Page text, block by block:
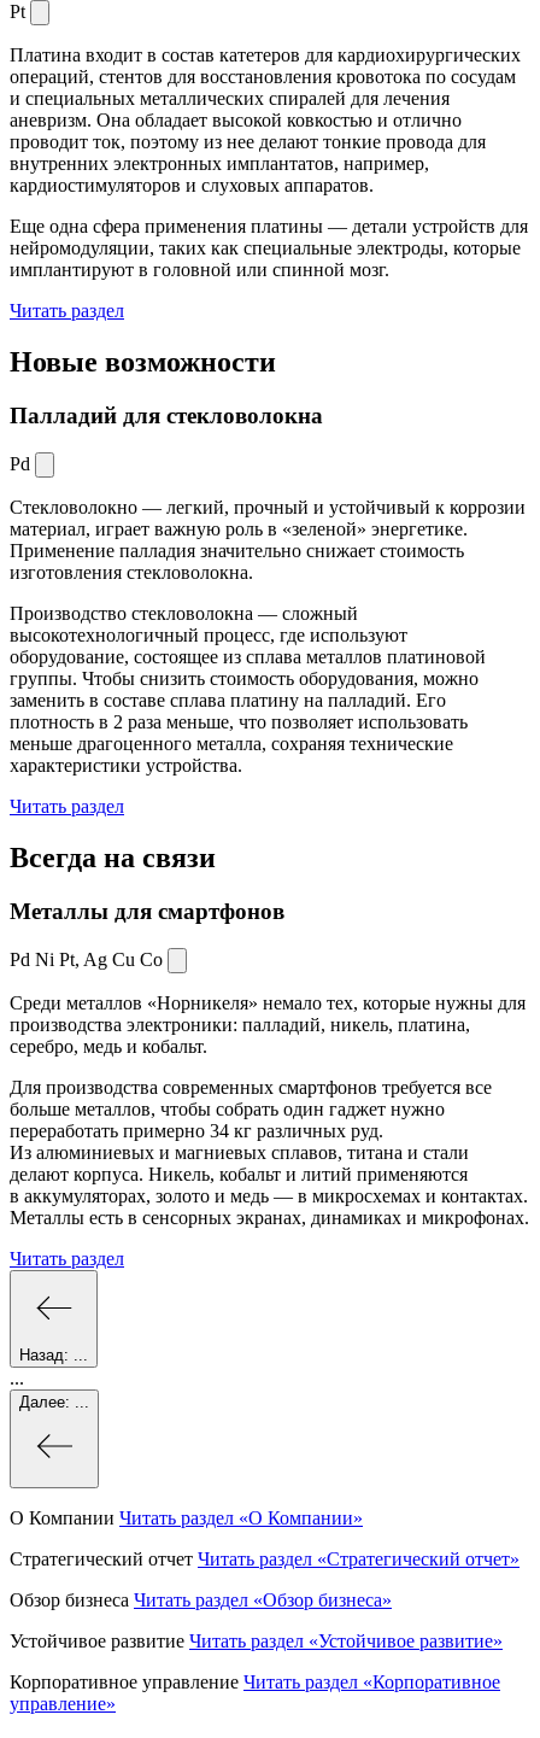
Pt
Платина входит в состав катетеров для кардиохирургических
операций, стентов для восстановления кровотока по сосудам
и специальных металлических спиралей для лечения
аневризм. Она обладает высокой ковкостью и отлично
проводит ток, поэтому из нее делают тонкие провода для
внутренних электронных имплантатов, например,
кардиостимуляторов и слуховых аппаратов.
Еще одна сфера применения платины — детали устройств для
нейромодуляции, таких как специальные электроды, которые
имплантируют в головной или спинной мозг.
Читать раздел
Новые возможности
Палладий для стекловолокна
Pd
Стекловолокно — легкий, прочный и устойчивый к коррозии
материал, играет важную роль в «зеленой» энергетике.
Применение палладия значительно снижает стоимость
изготовления стекловолокна.
Производство стекловолокна — сложный
высокотехнологичный процесс, где используют
оборудование, состоящее из сплава металлов платиновой
группы. Чтобы снизить стоимость оборудования, можно
заменить в составе сплава платину на палладий. Его
плотность в 2 раза меньше, что позволяет использовать
меньше драгоценного металла, сохраняя технические
характеристики устройства.
Читать раздел
Всегда на связи
Металлы для смартфонов
Pd Ni Pt, Ag Cu Co
Среди металлов «Норникеля» немало тех, которые нужны для
производства электроники: палладий, никель, платина,
серебро, медь и кобальт.
Для производства современных смартфонов требуется все
больше металлов, чтобы собрать один гаджет нужно
переработать примерно 34 кг различных руд.
Из алюминиевых и магниевых сплавов, титана и стали
делают корпуса. Никель, кобальт и литий применяются
в аккумуляторах, золото и медь — в микросхемах и контактах.
Металлы есть в сенсорных экранах, динамиках и микрофонах.
Читать раздел
Назад:
...
Далее:
О Компании Читать раздел «О Компании»
Стратегический отчет Читать раздел «Стратегический отчет»
Обзор бизнеса Читать раздел «Обзор бизнеса»
Устойчивое развитие Читать раздел «Устойчивое развитие»
Корпоративное управление Читать раздел «Корпоративное
управление»